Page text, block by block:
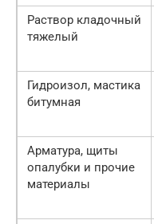
Раствор кладочный
тяжелый
Гидроизол, мастика
битумная
Арматура, щиты
опалубки и прочие
материалы